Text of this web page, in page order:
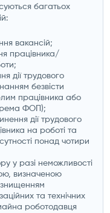
багатьох
вакансій;
працівника/
дії трудового
безвісти
працівника або
ФОП);
дії трудового
на роботі та
понад чотири
у разі неможливості
визначеною
знищенням
та технічних
роботодавця